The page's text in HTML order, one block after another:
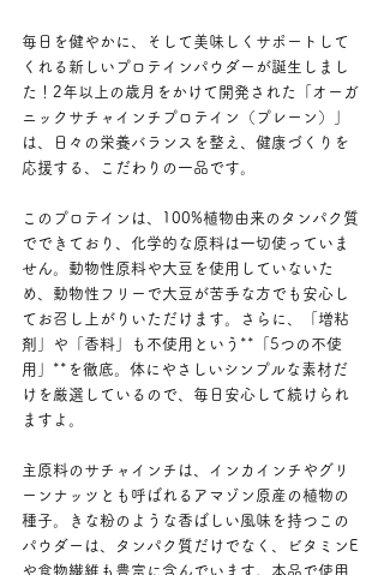
毎日を健やかに、そして美味しくサポートして
くれる新しいプロテインパウダーが誕生しまし
た！2年以上の歳月をかけて開発された「オーガ
ニックサチャインチプロテイン（プレーン）」
は、日々の栄養バランスを整え、健康づくりを
応援する、こだわりの一品です。
このプロテインは、100%植物由来のタンパク質
でできており、化学的な原料は一切使っていま
せん。動物性原料や大豆を使用していないた
め、動物性フリーで大豆が苦手な方でも安心し
てお召し上がりいただけます。さらに、「増粘
剤」や「香料」も不使用という**「5つの不使
用」**を徹底。体にやさしいシンプルな素材だ
けを厳選しているので、毎日安心して続けられ
ますよ。
主原料のサチャインチは、インカインチやグリ
ーンナッツとも呼ばれるアマゾン原産の植物の
種子。きな粉のような香ばしい風味を持つこの
パウダーは、タンパク質だけでなく、ビタミンE
や食物繊維も豊富に含んでいます。本品で使用